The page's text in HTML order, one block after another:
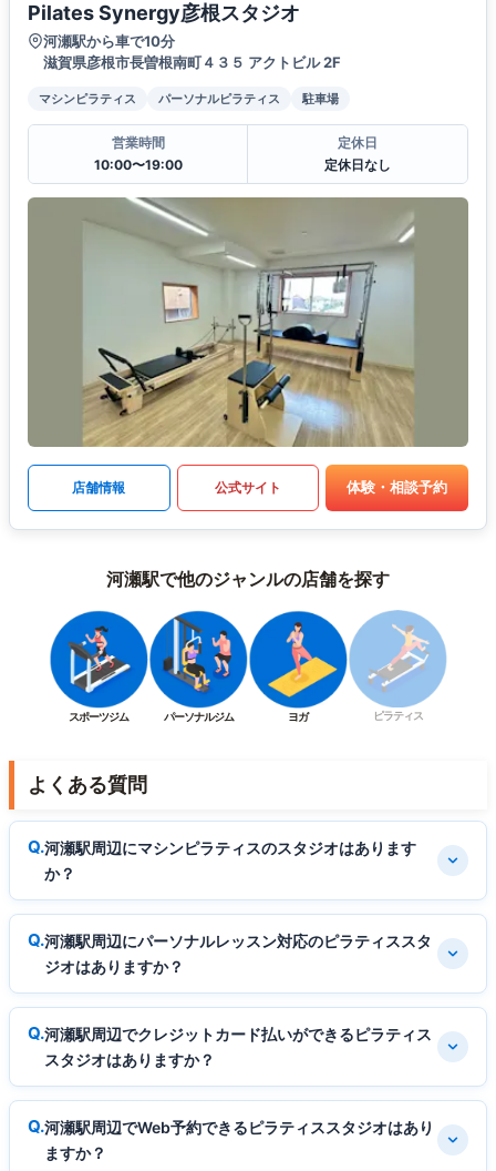
Pilates Synergy彦根スタジオ
河瀬駅から車で10分
滋賀県彦根市長曽根南町４３５ アクトビル 2F
マシンピラティス パーソナルピラティス 駐車場
営業時間
10:00〜19:00
定休日
定休日なし
店舗情報 公式サイト 体験・相談予約
河瀬駅で他のジャンルの店舗を探す
スポーツジム パーソナルジム ヨガ ピラティス
よくある質問
河瀬駅周辺にマシンピラティスのスタジオはあります
か？
河瀬駅周辺にパーソナルレッスン対応のピラティススタ
ジオはありますか？
河瀬駅周辺でクレジットカード払いができるピラティス
スタジオはありますか？
河瀬駅周辺でWeb予約できるピラティススタジオはあり
ますか？